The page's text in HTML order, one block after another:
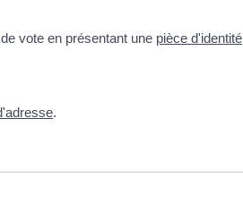
vote en présentant une pièce d'identité
.